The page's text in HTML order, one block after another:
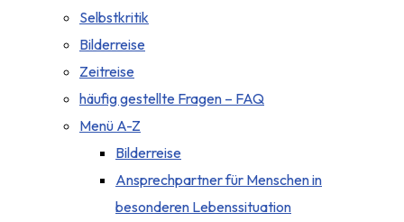
Selbstkritik
Bilderreise
Zeitreise
häufig gestellte Fragen – FAQ
Menü A-Z
Bilderreise
Ansprechpartner für Menschen in
besonderen Lebenssituation